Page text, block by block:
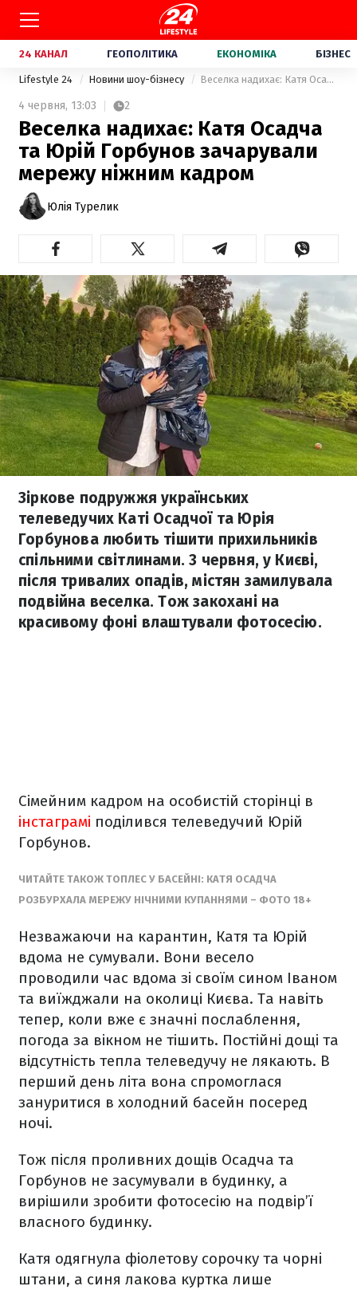
24 КАНАЛ ГЕОПОЛІТИКА ЕКОНОМІКА БІЗНЕС
Lifestyle 24 Новини шоу-бізнесу Веселка надихає: Катя Осадча та Юрій Горбунов зачарували мережу ніжним кадром
4 червня, 13:03 2
Веселка надихає: Катя Осадча
та Юрій Горбунов зачарували
мережу ніжним кадром
Юлія Турелик
Зіркове подружжя українських
телеведучих Каті Осадчої та Юрія
Горбунова любить тішити прихильників
спільними світлинами. 3 червня, у Києві,
після тривалих опадів, містян замилувала
подвійна веселка. Тож закохані на
красивому фоні влаштували фотосесію.
Сімейним кадром на особистій сторінці в
інстаграмі поділився телеведучий Юрій
Горбунов.
ЧИТАЙТЕ ТАКОЖ ТОПЛЕС У БАСЕЙНІ: КАТЯ ОСАДЧА
РОЗБУРХАЛА МЕРЕЖУ НІЧНИМИ КУПАННЯМИ – ФОТО 18+
Незважаючи на карантин, Катя та Юрій
вдома не сумували. Вони весело
проводили час вдома зі своїм сином Іваном
та виїжджали на околиці Києва. Та навіть
тепер, коли вже є значні послаблення,
погода за вікном не тішить. Постійні дощі та
відсутність тепла телеведучу не лякають. В
перший день літа вона спромоглася
зануритися в холодний басейн посеред
ночі.
Тож після проливних дощів Осадча та
Горбунов не засумували в будинку, а
вирішили зробити фотосесію на подвір’ї
власного будинку.
Катя одягнула фіолетову сорочку та чорні
штани, а синя лакова куртка лише